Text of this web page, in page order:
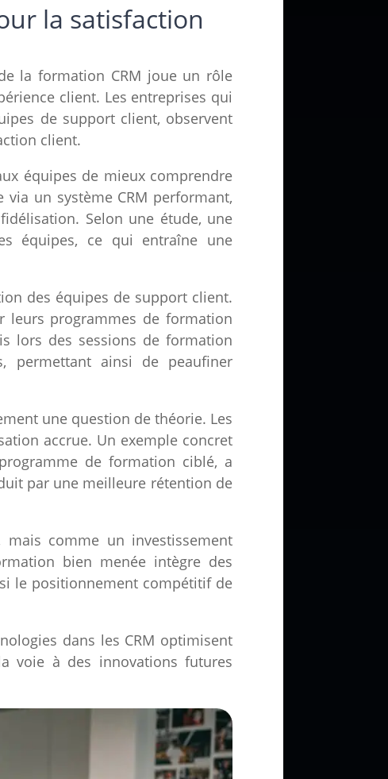
la satisfaction
la formation CRM joue un rôle
client. Les entreprises qui
de support client, observent
client.
équipes de mieux comprendre
un système CRM performant,
Selon une étude, une
équipes, ce qui entraîne une
des équipes de support client.
leurs programmes de formation
lors des sessions de formation
permettant ainsi de peaufiner
une question de théorie. Les
accrue. Un exemple concret
de formation ciblé, a
par une meilleure rétention de
comme un investissement
bien menée intègre des
le positionnement compétitif de
dans les CRM optimisent
voie à des innovations futures